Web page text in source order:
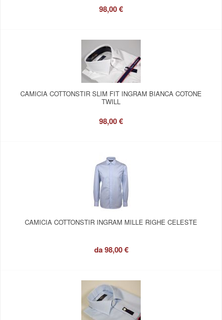
98,00 €
CAMICIA COTTONSTIR SLIM FIT INGRAM BIANCA COTONE
TWILL
98,00 €
CAMICIA COTTONSTIR INGRAM MILLE RIGHE CELESTE
da98,00 €